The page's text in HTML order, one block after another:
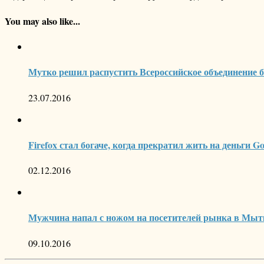
You may also like...
Мутко решил распустить Всероссийское объединение
23.07.2016
Firefox стал богаче, когда прекратил жить на деньги
02.12.2016
Мужчина напал с ножом на посетителей рынка в
09.10.2016